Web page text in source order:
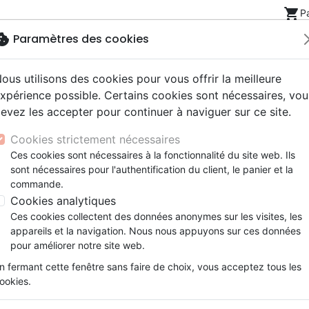
shopping_cart
NouveautésBibles
Segond 21
Segond
NEG
Livres
Famille, couple
Souffrance, Relation d'aide
Santé
eBooks
Couple
Méditations
Souffrance, Relation d'aide
Psychologie
Jeunesse
ans
Bibles jeunesse
Latino, Folk
Soul
Instrumental
Louange, Adoration
Hardrock, Métal
conférences
Documentaires, reportages
Accessoires de Bible
Papeterie
Kirghize, Bible
Référence KIRG5710 9789628457106
Description
Détails du produit
Bible écrite en écriture arabe, couverture
Kirghizistan et dans les régions
Paramètres des cookies
utilisons des cookies pour vous offrir la meilleure
possible. Certains cookies sont nécessaires,
les accepter pour continuer à naviguer sur ce site.
Cookies strictement nécessaires
Ces cookies sont nécessaires à la fonctionnalité du site web. Ils
sont nécessaires pour l'authentification du client, le panier et la
commande.
Cookies analytiques
Ces cookies collectent des données anonymes sur les visites, les
appareils et la navigation. Nous nous appuyons sur ces données
pour améliorer notre site web.
fermant cette fenêtre sans faire de choix, vous acceptez tous les